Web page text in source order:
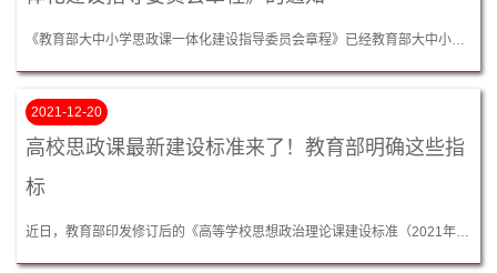
《教育部大中小学思政课一体化建设指导委员会章程》已经教育部大中小学思政课一体化建设指导委员会讨论通过，并报部领导批准。...
2021-12-20
高校思政课最新建设标准来了！教育部明确这些指
标
近日，教育部印发修订后的《高等学校思想政治理论课建设标准（2021年本）》，进一步加强高校思想政治理论课的宏观指导，规范组织管理、教学管理、队伍管理和学科建设。原《高等学校思想政治理论课建设标准（暂行）》（教社科〔2015〕3号）同时废止。...